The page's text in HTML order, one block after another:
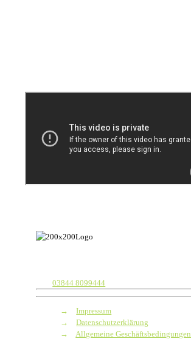
Tel.:03844 8099444
→
Impressum
→
Datenschutzerklärung
→
Allgemeine Geschäftsbedingungen